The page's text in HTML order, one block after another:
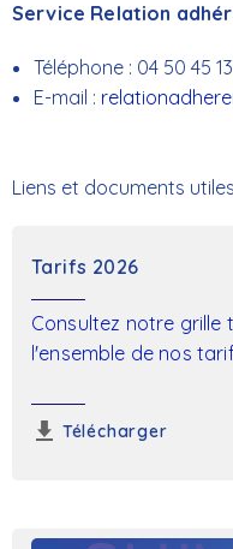
Service Relation
Téléphone : 04 50 45
E-mail :
Liens et documents utiles
Tarifs 2026
Consultez notre
l'ensemble de nos
Télécharger